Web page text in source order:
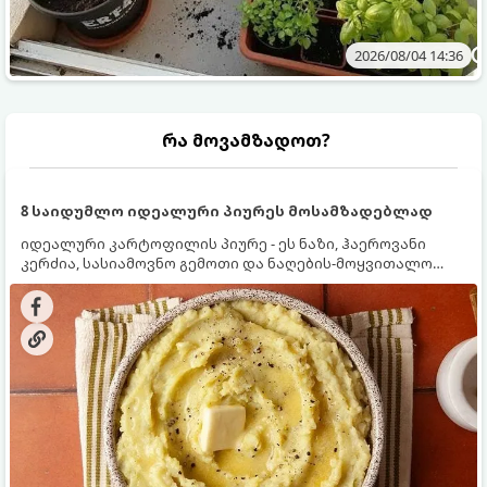
2026/08/04 14:36
რა მოვამზადოთ?
8 საიდუმლო იდეალური პიურეს მოსამზადებლად
იდეალური კარტოფილის პიურე - ეს ნაზი, ჰაეროვანი
კერძია, სასიამოვნო გემოთი და ნაღების-მოყვითალო
ფერით. მისი მომზადება ძალიან მარტივია, მაგრამ
არსებობს რამდენიმე საიდუმლო, რომლებიც უნდა
იცოდეთ, რომ პიურე იდეალურად გემრიელი გამოვიდეს.